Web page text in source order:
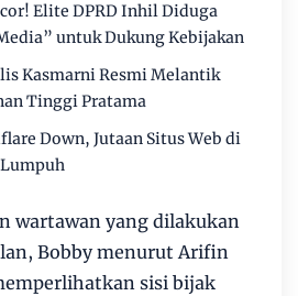
Elite DPRD Inhil Diduga
untuk Dukung Kebijakan
Kasmarni Resmi Melantik
Tinggi Pratama
Down, Jutaan Situs Web di
wartawan yang dilakukan
Bobby menurut Arifin
sisi bijak